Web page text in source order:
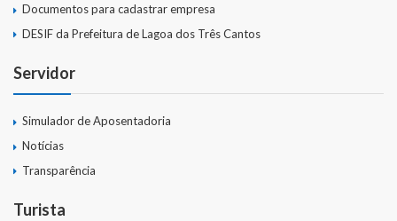
Publicações Oficiais
Contas
Relatório Anual de Gestão
Editais de Concursos/Processos Seletivos
Documentos para cadastrar empresa
DESIF da Prefeitura de Lagoa dos Três Cantos
Servidor
Simulador de Aposentadoria
Notícias
Transparência
Turista